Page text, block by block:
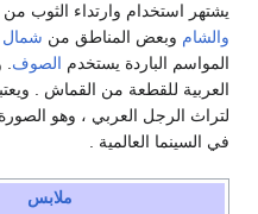
يشتهر استخدام وارتداء الثوب
والشام وبعض المناطق من شمال
المواسم الباردة يستخدم الصوف.
العربية للقطعة من القماش .
لتراث الرجل العربي ، وهو
في السينما العالمية .
ملابس